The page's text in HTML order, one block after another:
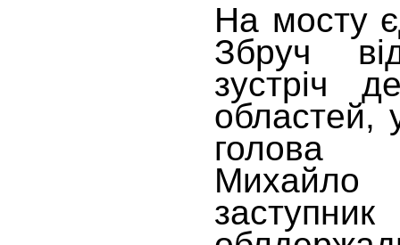
На мосту
Збруч
зустріч
областей,
голова